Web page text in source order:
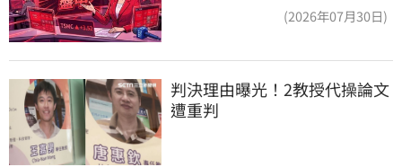
(2026年07月30日)
判決理由曝光！2教授代操論文
遭重判